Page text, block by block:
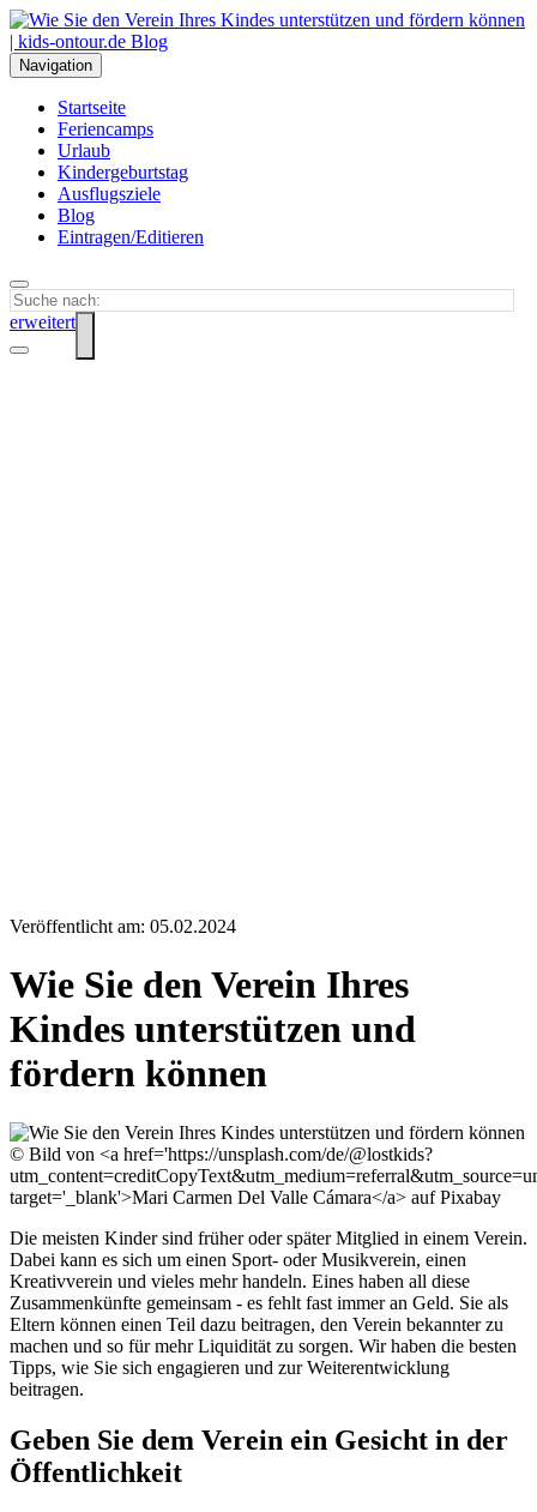
Navigation
Startseite
Feriencamps
Urlaub
Kindergeburtstag
Ausflugsziele
Blog
Eintragen/Editieren
erweitert
Veröffentlicht am: 05.02.2024
Wie Sie den Verein Ihres
Kindes unterstützen und
fördern können
© Bild von <a href='https://unsplash.com/de/@lostkids?
target='_blank'>Mari Carmen Del Valle Cámara</a> auf Pixabay
Die meisten Kinder sind früher oder später Mitglied in einem Verein.
Dabei kann es sich um einen Sport- oder Musikverein, einen
Kreativverein und vieles mehr handeln. Eines haben all diese
Zusammenkünfte gemeinsam - es fehlt fast immer an Geld. Sie als
Eltern können einen Teil dazu beitragen, den Verein bekannter zu
machen und so für mehr Liquidität zu sorgen. Wir haben die besten
Tipps, wie Sie sich engagieren und zur Weiterentwicklung
beitragen.
Geben Sie dem Verein ein Gesicht in der
Öffentlichkeit